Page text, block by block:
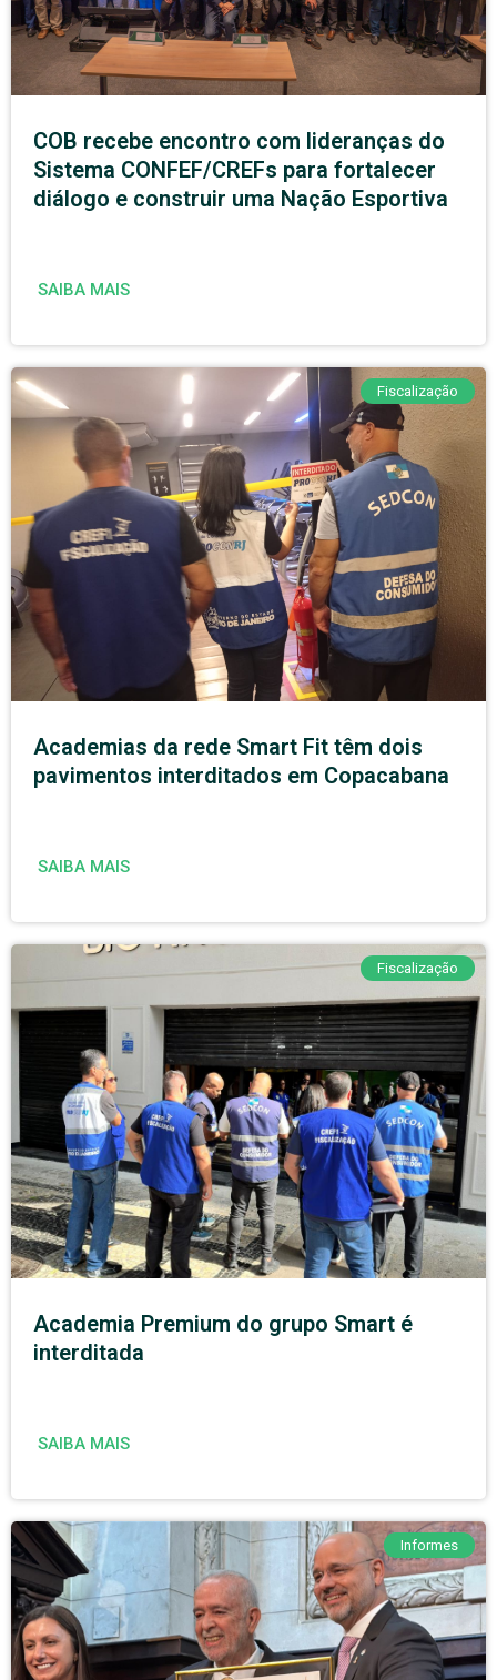
COB recebe encontro com lideranças do
Sistema CONFEF/CREFs para fortalecer
diálogo e construir uma Nação Esportiva
SAIBA MAIS
Fiscalização
Academias da rede Smart Fit têm dois
pavimentos interditados em Copacabana
SAIBA MAIS
Fiscalização
Academia Premium do grupo Smart é
interditada
SAIBA MAIS
Informes